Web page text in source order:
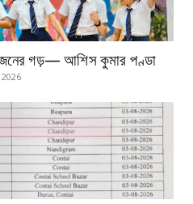
জনের গড়— আশিস কুমার পণ্ডা